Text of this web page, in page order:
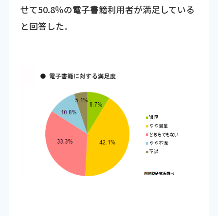
せて50.8％の電子書籍利用者が満足している
と回答した。